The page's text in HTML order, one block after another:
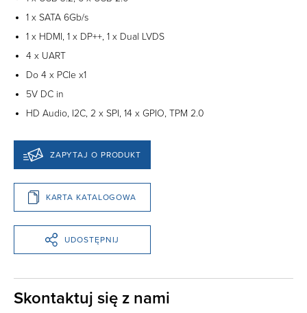
1 x SATA 6Gb/s
1 x HDMI, 1 x DP++, 1 x Dual LVDS
4 x UART
Do 4 x PCIe x1
5V DC in
HD Audio, I2C, 2 x SPI, 14 x GPIO, TPM 2.0
ZAPYTAJ O PRODUKT
KARTA KATALOGOWA
UDOSTĘPNIJ
Skontaktuj się z nami